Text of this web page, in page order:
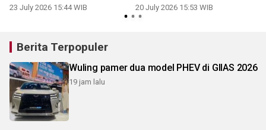
23 July 2026 15:44 WIB 20 July 2026 15:53 WIB
Berita Terpopuler
Wuling pamer dua model PHEV di GIIAS 2026
19 jam lalu